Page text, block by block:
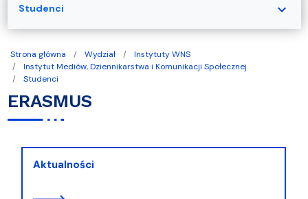
Strona główna Wydział
Instytuty WNS
Instytut Mediów, Dziennikarstwa i Komunikacji Społecznej
Studenci
ERASMUS
Aktualności
Studenci expand_more